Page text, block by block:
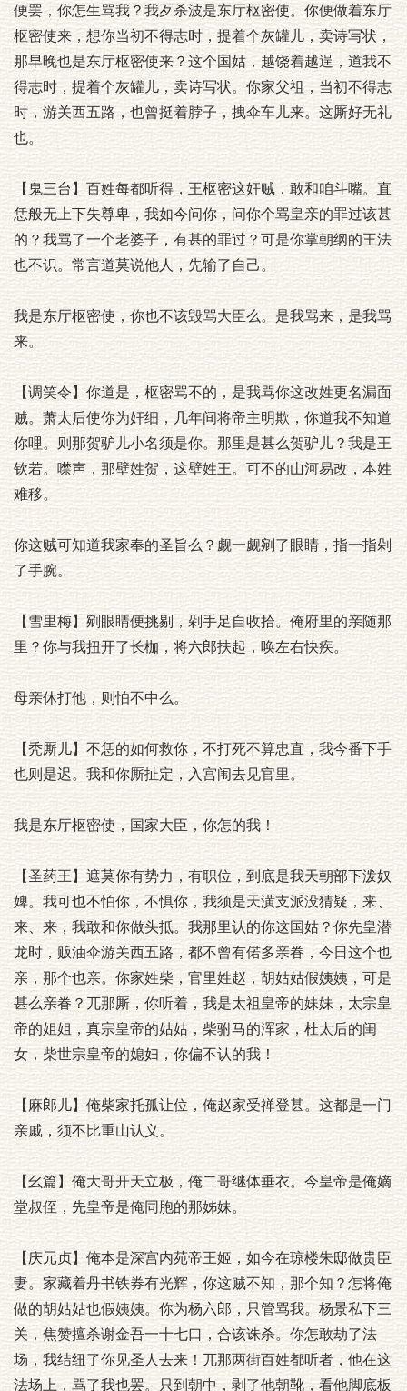
便罢，你怎生骂我？我歹杀波是东厅枢密使。你便做着东厅
枢密使来，想你当初不得志时，提着个灰罐儿，卖诗写状，
那早晚也是东厅枢密使来？这个国姑，越饶着越逞，道我不
得志时，提着个灰罐儿，卖诗写状。你家父祖，当初不得志
时，游关西五路，也曾挺着脖子，拽伞车儿来。这厮好无礼
也。
【鬼三台】百姓每都听得，王枢密这奸贼，敢和咱斗嘴。直
恁般无上下失尊卑，我如今问你，问你个骂皇亲的罪过该甚
的？我骂了一个老婆子，有甚的罪过？可是你掌朝纲的王法
也不识。常言道莫说他人，先输了自己。
我是东厅枢密使，你也不该毁骂大臣么。是我骂来，是我骂
来。
【调笑令】你道是，枢密骂不的，是我骂你这改姓更名漏面
贼。萧太后使你为奸细，几年间将帝主明欺，你道我不知道
你哩。则那贺驴儿小名须是你。那里是甚么贺驴儿？我是王
钦若。噤声，那壁姓贺，这壁姓王。可不的山河易改，本姓
难移。
你这贼可知道我家奉的圣旨么？觑一觑剜了眼睛，指一指剁
了手腕。
【雪里梅】剜眼睛便挑剔，剁手足自收拾。俺府里的亲随那
里？你与我扭开了长枷，将六郎扶起，唤左右快疾。
母亲休打他，则怕不中么。
【秃厮儿】不恁的如何救你，不打死不算忠直，我今番下手
也则是迟。我和你厮扯定，入宫闱去见官里。
我是东厅枢密使，国家大臣，你怎的我！
【圣药王】遮莫你有势力，有职位，到底是我天朝部下泼奴
婢。我可也不怕你，不惧你，我须是天潢支派没猜疑，来、
来、来，我敢和你做头抵。我那里认的你这国姑？你先皇潜
龙时，贩油伞游关西五路，都不曾有偌多亲眷，今日这个也
亲，那个也亲。你家姓柴，官里姓赵，胡姑姑假姨姨，可是
甚么亲眷？兀那厮，你听着，我是太祖皇帝的妹妹，太宗皇
帝的姐姐，真宗皇帝的姑姑，柴驸马的浑家，杜太后的闺
女，柴世宗皇帝的媳妇，你偏不认的我！
【麻郎儿】俺柴家托孤让位，俺赵家受禅登甚。这都是一门
亲戚，须不比重山认义。
【幺篇】俺大哥开天立极，俺二哥继体垂衣。今皇帝是俺嫡
堂叔侄，先皇帝是俺同胞的那姊妹。
【庆元贞】俺本是深宫内苑帝王姬，如今在琼楼朱邸做贵臣
妻。家藏着丹书铁券有光辉，你这贼不知，那个知？怎将俺
做的胡姑姑也假姨姨。你为杨六郎，只管骂我。杨景私下三
关，焦赞擅杀谢金吾一十七口，合该诛杀。你怎敢劫了法
场，我结纽了你见圣人去来！兀那两街百姓都听者，他在这
法场上，骂了我也罢。只到朝中，剥了他朝靴，看他脚底板